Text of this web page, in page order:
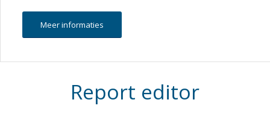
Meer informaties
Report editor